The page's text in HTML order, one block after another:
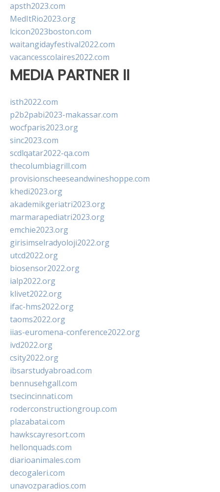
apsth2023.com
MedItRio2023.org
lcicon2023boston.com
waitangidayfestival2022.com
vacancesscolaires2022.com
MEDIA PARTNER II
isth2022.com
p2b2pabi2023-makassar.com
wocfparis2023.org
sinc2023.com
scdlqatar2022-qa.com
thecolumbiagrill.com
provisionscheeseandwineshoppe.com
khedi2023.org
akademikgeriatri2023.org
marmarapediatri2023.org
emchie2023.org
girisimselradyoloji2022.org
utcd2022.org
biosensor2022.org
ialp2022.org
klivet2022.org
ifac-hms2022.org
taoms2022.org
iias-euromena-conference2022.org
ivd2022.org
csity2022.org
ibsarstudyabroad.com
bennusehgall.com
tsecincinnati.com
roderconstructiongroup.com
plazabatai.com
hawkscayresort.com
hellonquads.com
diarioanimales.com
decogaleri.com
unavozparadios.com